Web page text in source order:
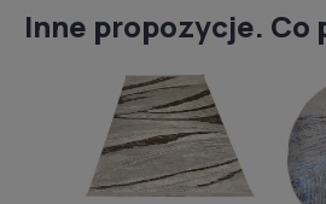
Inne propozycje. Co